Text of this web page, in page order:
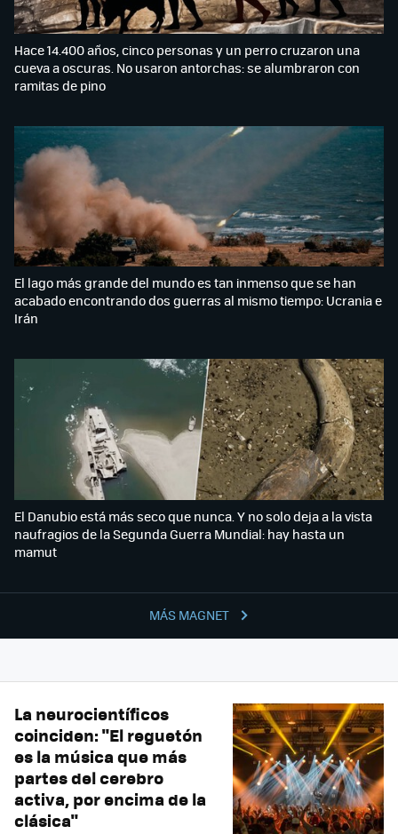
MÁS MAGNET
Hace 14.400 años, cinco personas y un perro cruzaron una
cueva a oscuras. No usaron antorchas: se alumbraron con
ramitas de pino
El lago más grande del mundo es tan inmenso que se han
acabado encontrando dos guerras al mismo tiempo: Ucrania e
Irán
El Danubio está más seco que nunca. Y no solo deja a la vista
naufragios de la Segunda Guerra Mundial: hay hasta un
mamut
La neurocientíficos
coinciden: "El reguetón
es la música que más
partes del cerebro
activa, por encima de la
clásica"